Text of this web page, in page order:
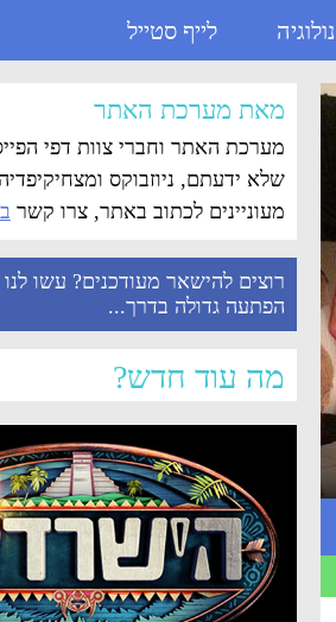
לייף סטייל
מאת מערכת האתר
מערכת האתר וחברי צוות דפי
שלא ידעתם, ניוזבוקס
מעוניינים לכתוב באתר, צרו קשר
רוצים להישאר מעודכנים? עשו לנו
הפתעה גדולה בדרך...
מה עוד חדש?